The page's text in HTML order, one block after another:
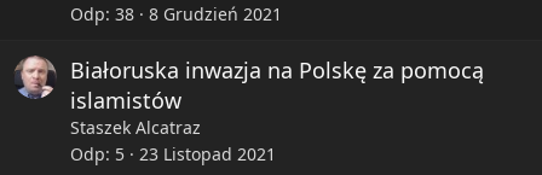
Odp 38 8 Grudzień 2021
Białoruska inwazja na Polskę za pomocą
islamistów
Staszek Alcatraz
Odp 5 23 Listopad 2021